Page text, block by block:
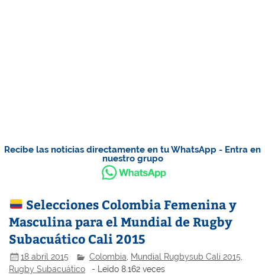
Recibe las noticias directamente en tu WhatsApp - Entra en
nuestro grupo
Selecciones Colombia Femenina y
Masculina para el Mundial de Rugby
Subacuático Cali 2015
18 abril 2015 Colombia Mundial Rugbysub Cali 2015
Rugby Subacuático
- Leído 8.162 veces